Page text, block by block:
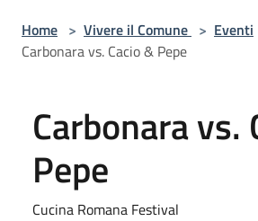
Home > Vivere il Comune > Eventi
Carbonara vs. Cacio & Pepe
Carbonara vs.
Pepe
Cucina Romana Festival